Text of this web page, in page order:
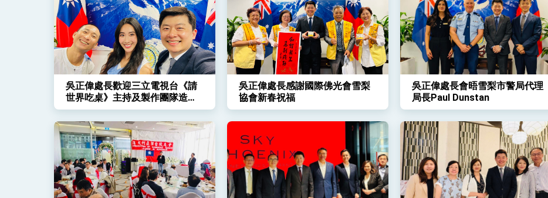
我國政府將在美國亞利桑納州設立「駐鳳凰城辦事處」，進一步深化台美交流合作
吳正偉處長歡迎三立電視台《請
世界吃桌》主持及製作團隊造訪
雪梨
吳正偉處長感謝國際佛光會雪梨
協會新春祝福
吳正偉處長會晤雪梨市警局代理
局長Paul Dunstan